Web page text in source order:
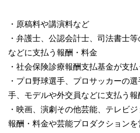
・原稿料や講演料など
・弁護士、公認会計士、司法書士
などに支払う報酬・料金
・社会保険診療報酬支払基金が支
・プロ野球選手、プロサッカーの
手、モデルや外交員などに支払う報
・映画、演劇その他芸能、テレビ
報酬・料金や芸能プロダクション